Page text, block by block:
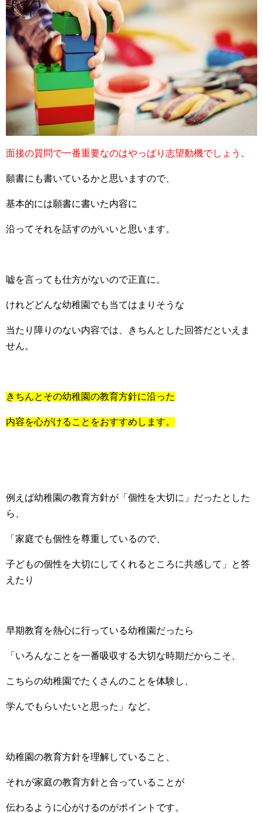
面接の質問で一番重要なのはやっぱり志望動機でしょう。
願書にも書いているかと思いますので、
基本的には願書に書いた内容に
沿ってそれを話すのがいいと思います。
嘘を言っても仕方がないので正直に。
けれどどんな幼稚園でも当てはまりそうな
当たり障りのない内容では、きちんとした回答だといえま
せん。
きちんとその幼稚園の教育方針に沿った
内容を心がけることをおすすめします。
例えば幼稚園の教育方針が「個性を大切に」だったとした
ら、
「家庭でも個性を尊重しているので、
子どもの個性を大切にしてくれるところに共感して」と答
えたり
早期教育を熱心に行っている幼稚園だったら
「いろんなことを一番吸収する大切な時期だからこそ、
こちらの幼稚園でたくさんのことを体験し、
学んでもらいたいと思った」など。
幼稚園の教育方針を理解していること、
それが家庭の教育方針と合っていることが
伝わるように心がけるのがポイントです。